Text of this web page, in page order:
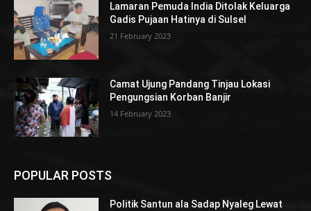
Lamaran Pemuda India Ditolak Keluarga
Gadis Pujaan Hatinya di Sulsel
21 February 2023
Camat Ujung Pandang Tinjau Lokasi
Pengungsian Korban Banjir
14 February 2023
POPULAR POSTS
Politik Santun ala Sadap Nyaleg Lewat